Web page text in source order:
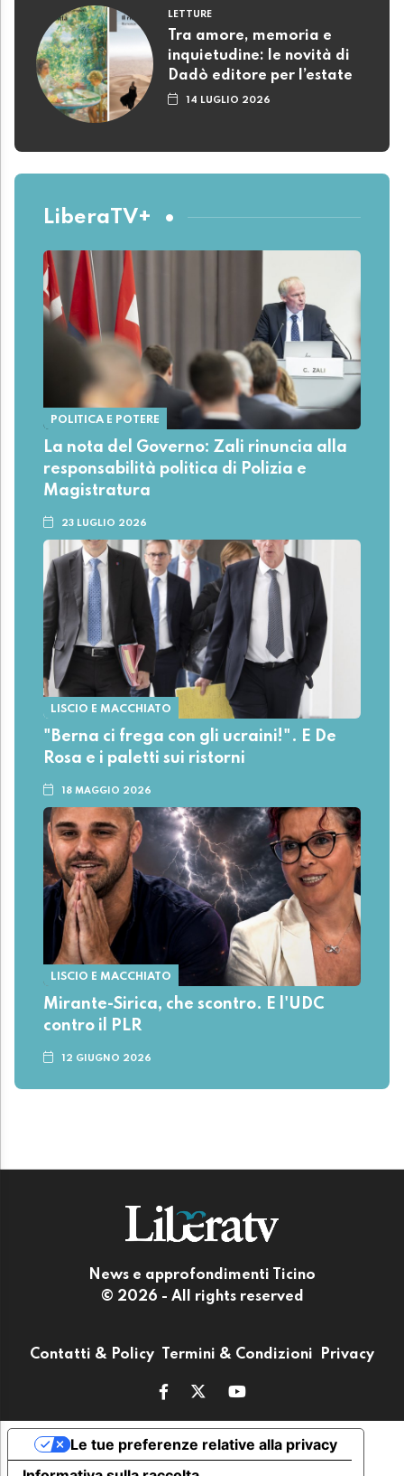
LETTURE
Tra amore, memoria e
inquietudine: le novità di
Dadò editore per l’estate
14 LUGLIO 2026
LiberaTV+
POLITICA E POTERE
La nota del Governo: Zali rinuncia alla
responsabilità politica di Polizia e
Magistratura
23 LUGLIO 2026
LISCIO E MACCHIATO
"Berna ci frega con gli ucraini!". E De
Rosa e i paletti sui ristorni
18 MAGGIO 2026
LISCIO E MACCHIATO
Mirante-Sirica, che scontro. E l'UDC
contro il PLR
12 GIUGNO 2026
News e approfondimenti Ticino
© 2026 - All rights reserved
Contatti & Policy Termini & Condizioni Privacy
Le tue preferenze relative alla privacy